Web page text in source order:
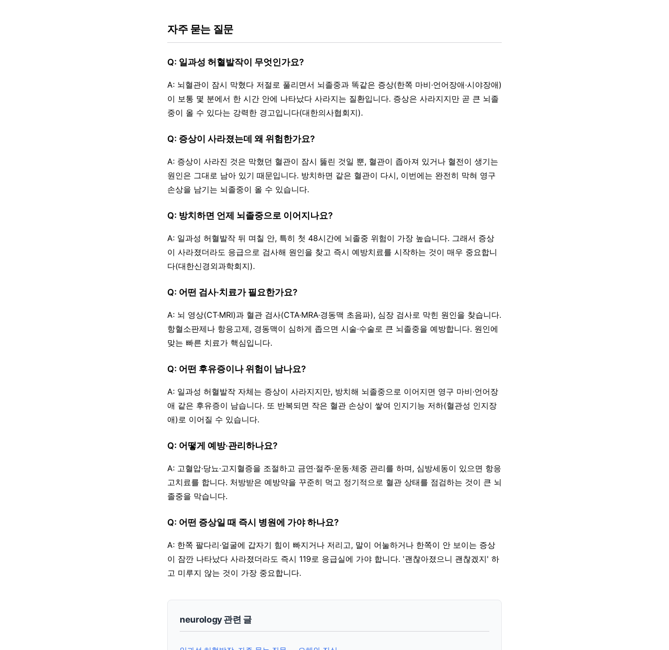
자주 묻는 질문
Q: 일과성 허혈발작이 무엇인가요?
A: 뇌혈관이 잠시 막혔다 저절로 풀리면서 뇌졸중과 똑같은 증상(한쪽 마비·언어장애·시야장애)
이 보통 몇 분에서 한 시간 안에 나타났다 사라지는 질환입니다. 증상은 사라지지만 곧 큰 뇌졸
중이 올 수 있다는 강력한 경고입니다(대한의사협회지).
Q: 증상이 사라졌는데 왜 위험한가요?
A: 증상이 사라진 것은 막혔던 혈관이 잠시 뚫린 것일 뿐, 혈관이 좁아져 있거나 혈전이 생기는
원인은 그대로 남아 있기 때문입니다. 방치하면 같은 혈관이 다시, 이번에는 완전히 막혀 영구
손상을 남기는 뇌졸중이 올 수 있습니다.
Q: 방치하면 언제 뇌졸중으로 이어지나요?
A: 일과성 허혈발작 뒤 며칠 안, 특히 첫 48시간에 뇌졸중 위험이 가장 높습니다. 그래서 증상
이 사라졌더라도 응급으로 검사해 원인을 찾고 즉시 예방치료를 시작하는 것이 매우 중요합니
다(대한신경외과학회지).
Q: 어떤 검사·치료가 필요한가요?
A: 뇌 영상(CT·MRI)과 혈관 검사(CTA·MRA·경동맥 초음파), 심장 검사로 막힌 원인을 찾습니다.
항혈소판제나 항응고제, 경동맥이 심하게 좁으면 시술·수술로 큰 뇌졸중을 예방합니다. 원인에
맞는 빠른 치료가 핵심입니다.
Q: 어떤 후유증이나 위험이 남나요?
A: 일과성 허혈발작 자체는 증상이 사라지지만, 방치해 뇌졸중으로 이어지면 영구 마비·언어장
애 같은 후유증이 남습니다. 또 반복되면 작은 혈관 손상이 쌓여 인지기능 저하(혈관성 인지장
애)로 이어질 수 있습니다.
Q: 어떻게 예방·관리하나요?
A: 고혈압·당뇨·고지혈증을 조절하고 금연·절주·운동·체중 관리를 하며, 심방세동이 있으면 항응
고치료를 합니다. 처방받은 예방약을 꾸준히 먹고 정기적으로 혈관 상태를 점검하는 것이 큰 뇌
졸중을 막습니다.
Q: 어떤 증상일 때 즉시 병원에 가야 하나요?
A: 한쪽 팔다리·얼굴에 갑자기 힘이 빠지거나 저리고, 말이 어눌하거나 한쪽이 안 보이는 증상
이 잠깐 나타났다 사라졌더라도 즉시 119로 응급실에 가야 합니다. '괜찮아졌으니 괜찮겠지' 하
고 미루지 않는 것이 가장 중요합니다.
neurology 관련 글